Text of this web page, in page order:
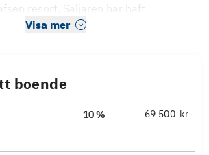
resort. Säljaren har haft
Visa mer
boende
10 % kr